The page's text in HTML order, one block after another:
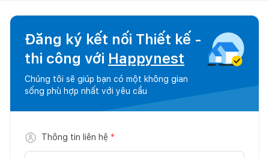
Đăng ký kết nối Thiết kế -
thi công với Happynest
Chúng tôi sẽ giúp bạn có một không gian
sống phù hợp nhất với yêu cầu
Thông tin liên hệ *